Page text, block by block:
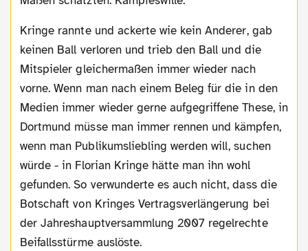
Kringe rannte und ackerte wie kein Anderer, gab
keinen Ball verloren und trieb den Ball und die
Mitspieler gleichermaßen immer wieder nach
vorne. Wenn man nach einem Beleg für die in den
Medien immer wieder gerne aufgegriffene These, in
Dortmund müsse man immer rennen und kämpfen,
wenn man Publikumsliebling werden will, suchen
würde - in Florian Kringe hätte man ihn wohl
gefunden. So verwunderte es auch nicht, dass die
Botschaft von Kringes Vertragsverlängerung bei
der Jahreshauptversammlung 2007 regelrechte
Beifallsstürme auslöste.